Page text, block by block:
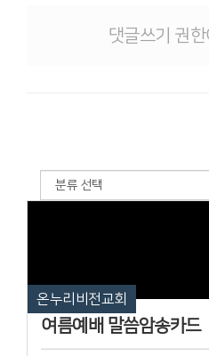
댓글쓰기 권
온누리비전교회
여름예배 말씀암송카드